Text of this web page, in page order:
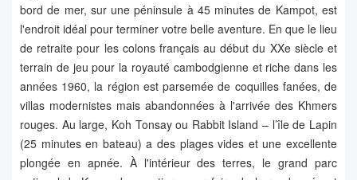
bord de mer, sur une péninsule à 45 minutes de Kampot, est
l'endroit idéal pour terminer votre belle aventure. En que le lieu
de retraite pour les colons français au début du XXe siècle et
terrain de jeu pour la royauté cambodgienne et riche dans les
années 1960, la région est parsemée de coquilles fanées, de
villas modernistes mais abandonnées à l'arrivée des Khmers
rouges. Au large, Koh Tonsay ou Rabbit Island – l’île de Lapin
(25 minutes en bateau) a des plages vides et une excellente
plongée en apnée. À l'intérieur des terres, le grand parc